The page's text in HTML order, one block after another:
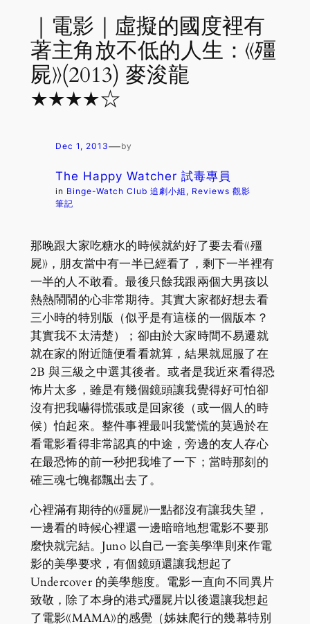
｜電影｜虛擬的國度裡有
著主角放不低的人生：《殭
屍》(2013) 麥浚龍
★★★★☆
Dec 1, 2013—by
The Happy Watcher 試毒專員
in Binge-Watch Club 追劇小組 , Reviews 觀影
筆記
那晚跟大家吃糖水的時候就約好了要去看《殭
屍》，朋友當中有一半已經看了，剩下一半裡有
一半的人不敢看。最後只餘我跟兩個大男孩以
熱熱鬧鬧的心非常期待。其實大家都好想去看
三小時的特別版（似乎是有這樣的一個版本？
其實我不太清楚）；卻由於大家時間不易遷就
就在家的附近隨便看看就算，結果就屈服了在
2B 與三級之中選其後者。或者是我近來看得恐
怖片太多，雖是有幾個鏡頭讓我覺得好可怕卻
沒有把我嚇得慌張或是回家後（或一個人的時
候）怕起來。整件事裡最叫我驚慌的莫過於在
看電影看得非常認真的中途，旁邊的友人存心
在最恐怖的前一秒把我堆了一下；當時那刻的
確三魂七魄都飄出去了。
心裡滿有期待的《殭屍》一點都沒有讓我失望，
一邊看的時候心裡還一邊暗暗地想電影不要那
麼快就完結。Juno 以自己一套美學準則來作電
影的美學要求，有個鏡頭還讓我想起了
Undercover 的美學態度。電影一直向不同異片
致敬，除了本身的港式殭屍片以後還讓我想起
了電影《MAMA》的感覺（姊妹爬行的幾幕特別